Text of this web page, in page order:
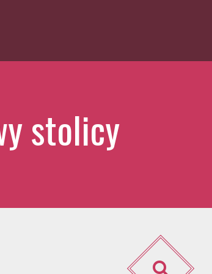
stolicy